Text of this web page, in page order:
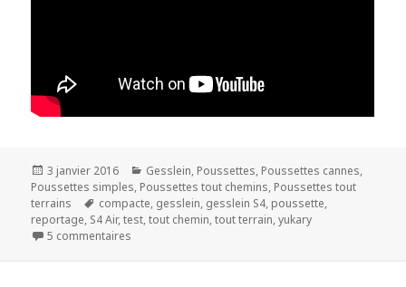
Publié
le
3 janvier 2016 Catégories
Gesslein, Poussettes, Poussettes cannes,
Poussettes simples, Poussettes tout chemins, Poussettes tout
terrains
Mots-
clés
compacte, gesslein, gesslein S4, poussette,
reportage, S4 Air,test,tout chemin,tout terrain,yukary
5 commentaires